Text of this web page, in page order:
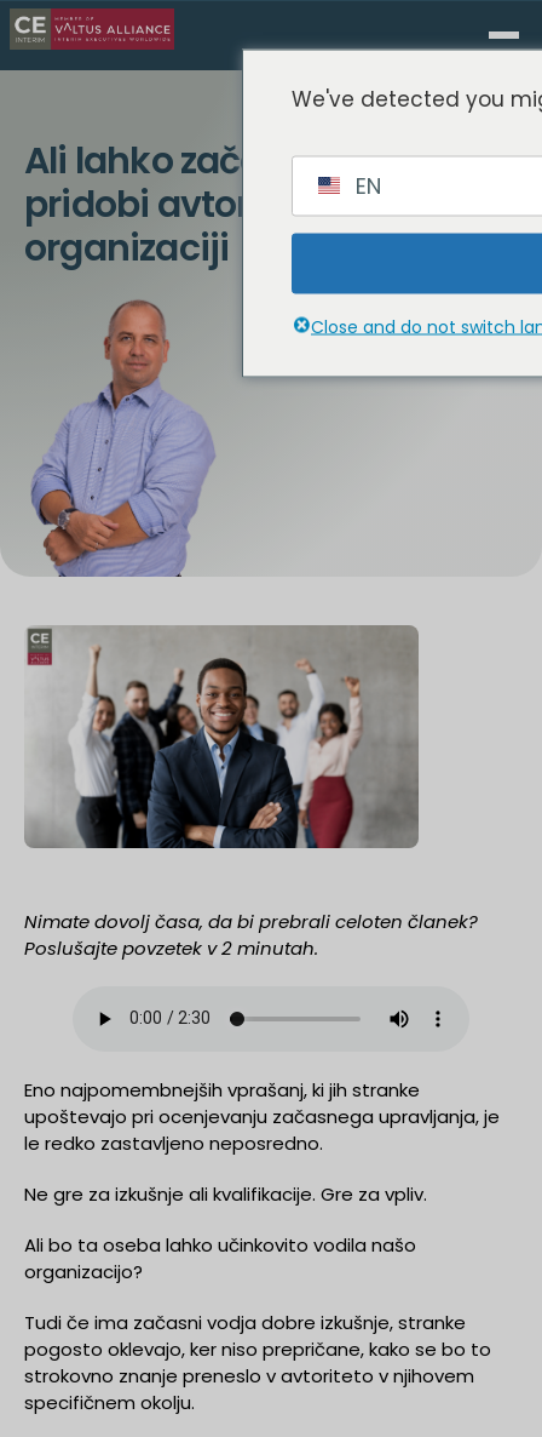
Ali lahko začasni vodja
pridobi avtoriteto v vaši
organizaciji
Nimate dovolj časa, da bi prebrali celoten članek?
Poslušajte povzetek v 2 minutah.
Eno najpomembnejših vprašanj, ki jih stranke
upoštevajo pri ocenjevanju začasnega upravljanja, je
le redko zastavljeno neposredno.
Ne gre za izkušnje ali kvalifikacije. Gre za vpliv.
Ali bo ta oseba lahko učinkovito vodila našo
organizacijo?
Tudi če ima začasni vodja dobre izkušnje, stranke
pogosto oklevajo, ker niso prepričane, kako se bo to
strokovno znanje preneslo v avtoriteto v njihovem
specifičnem okolju.
We've detected you
EN
Close and do not switch